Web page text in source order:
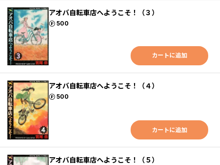
アオバ自転車店へようこそ！（３）
500
ポイント
カートに追加
アオバ自転車店へようこそ！（４）
500
ポイント
カートに追加
アオバ自転車店へようこそ！（５）